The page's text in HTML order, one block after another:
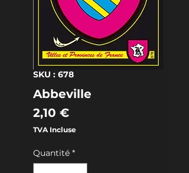
SKU : 678
Abbeville
2,10 €Prix
TVA Incluse
Quantité *